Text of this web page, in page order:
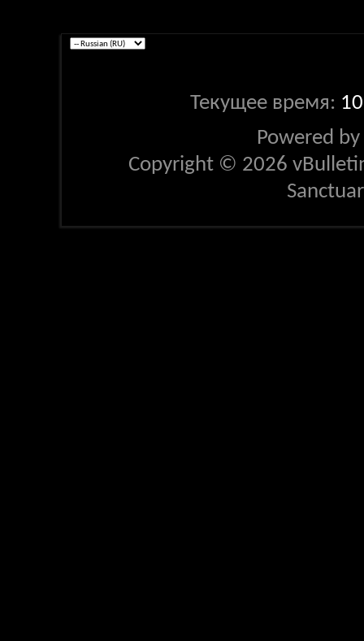
Текущее время:
Powered by
Copyright © 2026